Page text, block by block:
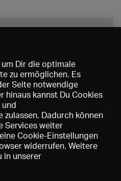
Speichern
Dir die optimale
zu ermöglichen. Es
Seite notwendige
hinaus kannst Du Cookies
zulassen. Dadurch können
Services weiter
Cookie-Einstellungen
widerrufen. Weitere
in unserer